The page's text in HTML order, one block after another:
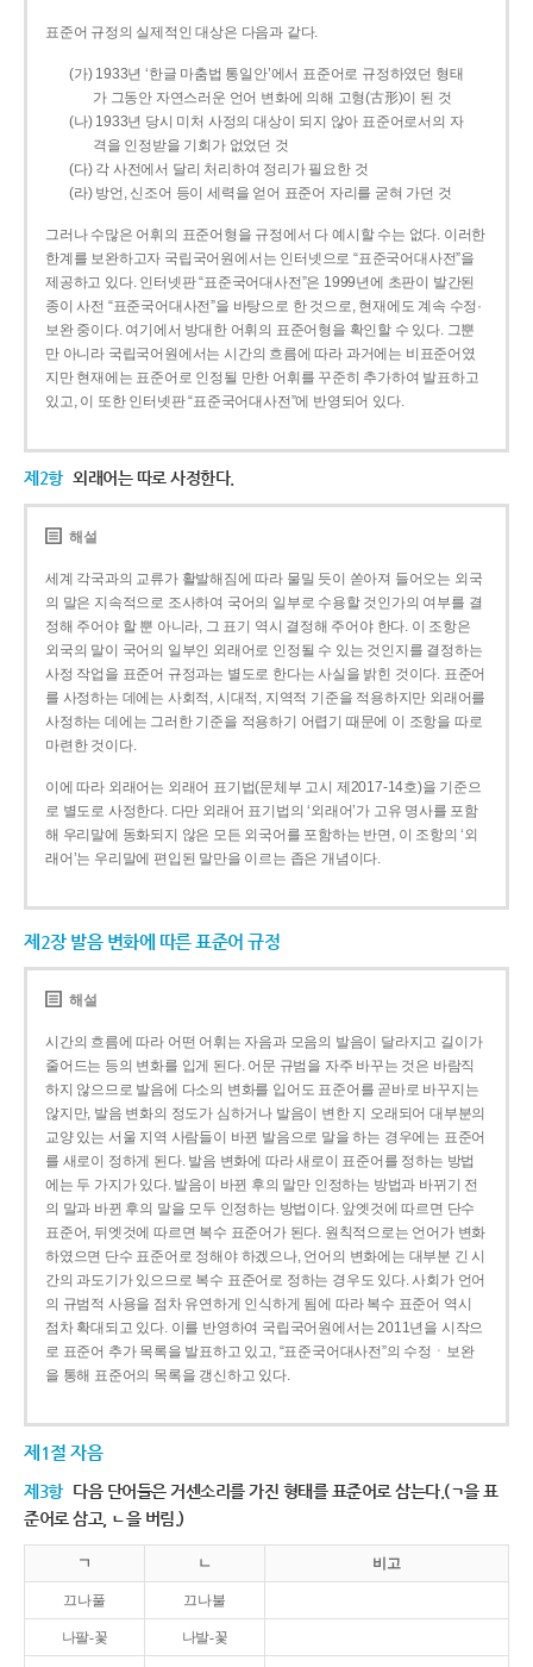
표준어 규정의 실제적인 대상은 다음과 같다.
(가) 1933년 ‘한글 마춤법 통일안’에서 표준어로 규정하였던 형태
가 그동안 자연스러운 언어 변화에 의해 고형(古形)이 된 것
(나) 1933년 당시 미처 사정의 대상이 되지 않아 표준어로서의 자
격을 인정받을 기회가 없었던 것
(다) 각 사전에서 달리 처리하여 정리가 필요한 것
(라) 방언, 신조어 등이 세력을 얻어 표준어 자리를 굳혀 가던 것
그러나 수많은 어휘의 표준어형을 규정에서 다 예시할 수는 없다. 이러한
한계를 보완하고자 국립국어원에서는 인터넷으로 “표준국어대사전”을
제공하고 있다. 인터넷판 “표준국어대사전”은 1999년에 초판이 발간된
종이 사전 “표준국어대사전”을 바탕으로 한 것으로, 현재에도 계속 수정·
보완 중이다. 여기에서 방대한 어휘의 표준어형을 확인할 수 있다. 그뿐
만 아니라 국립국어원에서는 시간의 흐름에 따라 과거에는 비표준어였
지만 현재에는 표준어로 인정될 만한 어휘를 꾸준히 추가하여 발표하고
있고, 이 또한 인터넷판 “표준국어대사전”에 반영되어 있다.
제2항 외래어는 따로 사정한다.
해설
세계 각국과의 교류가 활발해짐에 따라 물밀 듯이 쏟아져 들어오는 외국
의 말은 지속적으로 조사하여 국어의 일부로 수용할 것인가의 여부를 결
정해 주어야 할 뿐 아니라, 그 표기 역시 결정해 주어야 한다. 이 조항은
외국의 말이 국어의 일부인 외래어로 인정될 수 있는 것인지를 결정하는
사정 작업을 표준어 규정과는 별도로 한다는 사실을 밝힌 것이다. 표준어
를 사정하는 데에는 사회적, 시대적, 지역적 기준을 적용하지만 외래어를
사정하는 데에는 그러한 기준을 적용하기 어렵기 때문에 이 조항을 따로
마련한 것이다.
이에 따라 외래어는 외래어 표기법(문체부 고시 제2017-14호)을 기준으
로 별도로 사정한다. 다만 외래어 표기법의 ‘외래어’가 고유 명사를 포함
해 우리말에 동화되지 않은 모든 외국어를 포함하는 반면, 이 조항의 ‘외
래어’는 우리말에 편입된 말만을 이르는 좁은 개념이다.
제2장 발음 변화에 따른 표준어 규정
해설
시간의 흐름에 따라 어떤 어휘는 자음과 모음의 발음이 달라지고 길이가
줄어드는 등의 변화를 입게 된다. 어문 규범을 자주 바꾸는 것은 바람직
하지 않으므로 발음에 다소의 변화를 입어도 표준어를 곧바로 바꾸지는
않지만, 발음 변화의 정도가 심하거나 발음이 변한 지 오래되어 대부분의
교양 있는 서울 지역 사람들이 바뀐 발음으로 말을 하는 경우에는 표준어
를 새로이 정하게 된다. 발음 변화에 따라 새로이 표준어를 정하는 방법
에는 두 가지가 있다. 발음이 바뀐 후의 말만 인정하는 방법과 바뀌기 전
의 말과 바뀐 후의 말을 모두 인정하는 방법이다. 앞엣것에 따르면 단수
표준어, 뒤엣것에 따르면 복수 표준어가 된다. 원칙적으로는 언어가 변화
하였으면 단수 표준어로 정해야 하겠으나, 언어의 변화에는 대부분 긴 시
간의 과도기가 있으므로 복수 표준어로 정하는 경우도 있다. 사회가 언어
의 규범적 사용을 점차 유연하게 인식하게 됨에 따라 복수 표준어 역시
점차 확대되고 있다. 이를 반영하여 국립국어원에서는 2011년을 시작으
로 표준어 추가 목록을 발표하고 있고, “표준국어대사전”의 수정ㆍ보완
을 통해 표준어의 목록을 갱신하고 있다.
제1절 자음
제3항 다음 단어들은 거센소리를 가진 형태를 표준어로 삼는다.(ㄱ을 표
준어로 삼고, ㄴ을 버림.)
ㄱ ㄴ 비고
끄나풀 끄나불
나팔-꽃 나발-꽃